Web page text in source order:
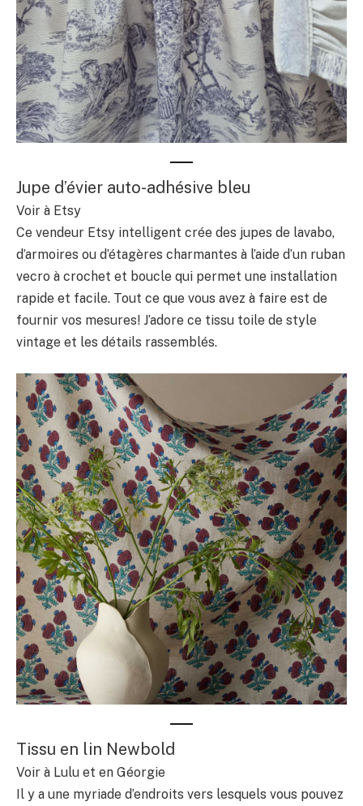
Jupe d’évier auto-adhésive bleu
Voir à Etsy
Ce vendeur Etsy intelligent crée des jupes de lavabo,
d’armoires ou d’étagères charmantes à l’aide d’un ruban
vecro à crochet et boucle qui permet une installation
rapide et facile. Tout ce que vous avez à faire est de
fournir vos mesures! J’adore ce tissu toile de style
vintage et les détails rassemblés.
Tissu en lin Newbold
Voir à Lulu et en Géorgie
Il y a une myriade d’endroits vers lesquels vous pouvez